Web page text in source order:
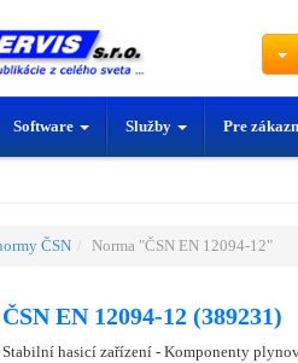
Software Služby Pre
ČSN Norma "ČSN EN 12094-12"
ČSN EN 12094-12 (389231)
Stabilní hasicí zařízení - Komponenty